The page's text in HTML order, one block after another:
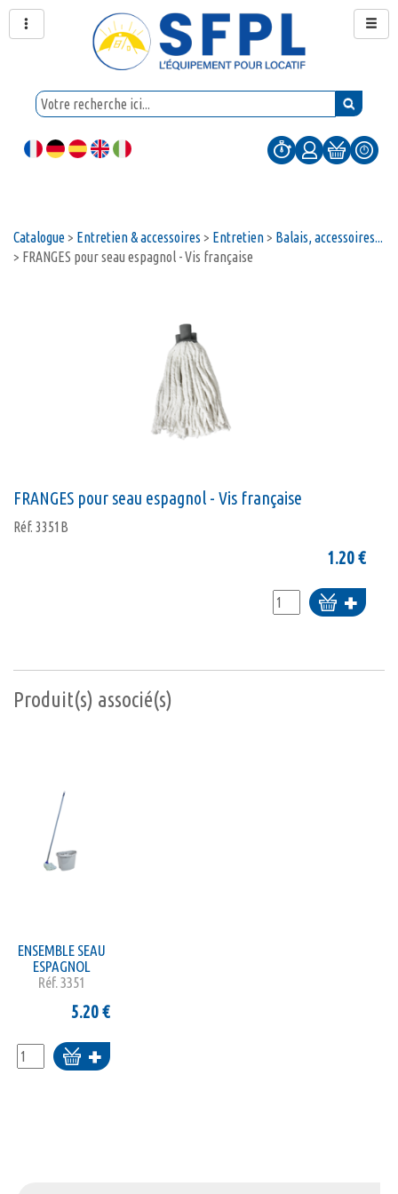
Catalogue> Entretien & accessoires > Entretien> Balais, accessoires...
> FRANGES pour seau espagnol - Vis française
FRANGES pour seau espagnol - Vis française
Réf. 3351B
1.20€
Ajouter
au
Produit(s) associé(s)
ENSEMBLE SEAU
ESPAGNOL
Réf.3351
5.20€
Ajouter
au